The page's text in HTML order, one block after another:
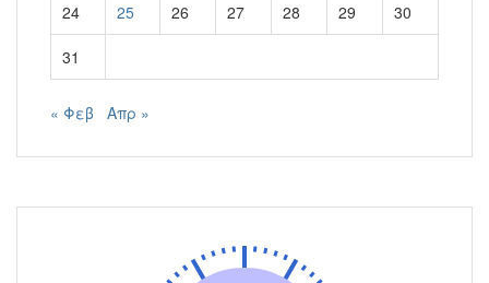
24 25 26 27 28 29 30
31
« Φεβ Απρ »